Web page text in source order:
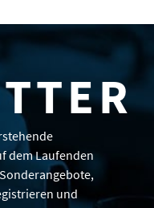
dem Laufenden
und